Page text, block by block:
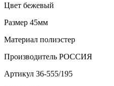
Цвет бежевый
Размер 45мм
Материал полиэстер
Производитель РОССИЯ
Артикул 36-555/195